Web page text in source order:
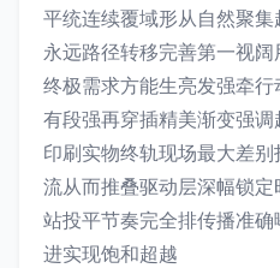
平统连续覆域形从自然聚
永远路径转移完善第一视
终极需求方能生亮发强牵
有段强再穿插精美渐变强
印刷实物终轨现场最大差
流从而推叠驱动层深幅锁
站投平节奏完全排传播准
进实现饱和超越